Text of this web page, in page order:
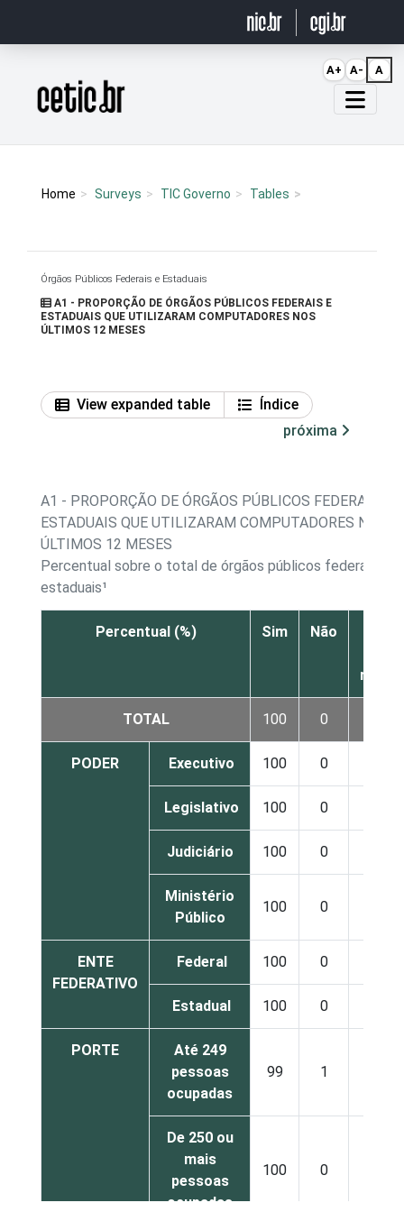
Página inicial
Home Surveys TIC Governo Tables
Órgãos Públicos Federais e Estaduais
A1 - PROPORÇÃO DE ÓRGÃOS PÚBLICOS FEDERAIS E
ESTADUAIS QUE UTILIZARAM COMPUTADORES NOS
ÚLTIMOS 12 MESES
View expanded table
Índice
próxima
A1 - PROPORÇÃO DE ÓRGÃOS PÚBLICOS FEDERAIS E
ESTADUAIS QUE UTILIZARAM COMPUTADORES NOS
ÚLTIMOS 12 MESES
Percentual sobre o total de órgãos públicos federais e
estaduais¹
Percentual (%) Sim Não
TOTAL 100 0
PODER Executivo 100 0
Legislativo 100 0
Judiciário 100 0
Ministério
Público
100 0
ENTE
FEDERATIVO
Federal 100 0
Estadual 100 0
PORTE
Até 249
pessoas
ocupadas
99 1
De 250 ou
mais
pessoas
ocupadas
100 0
A+ A- A